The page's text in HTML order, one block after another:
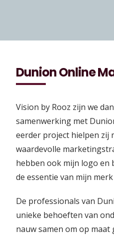
Dunion Online
Vision by Rooz zijn we
samenwerking met
eerder project hielpen zij
waardevolle
hebben ook mijn logo
de essentie van mijn
De professionals van
unieke behoeften van
nauw samen om op